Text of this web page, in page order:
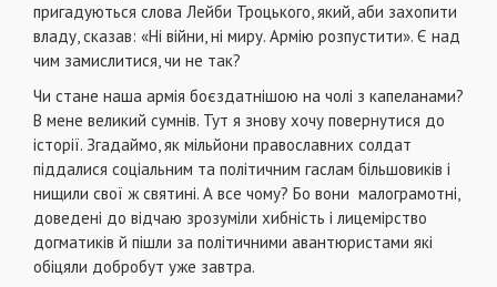
пригадуються слова Лейби Троцького, який, аби захопити
владу, сказав: «Ні війни, ні миру. Армію розпустити». Є над
чим замислитися, чи не так?
Чи стане наша армія боєздатнішою на чолі з капеланами?
В мене великий сумнів. Тут я знову хочу повернутися до
історії. Згадаймо, як мільйони православних солдат
піддалися соціальним та політичним гаслам більшовиків і
нищили свої ж святині. А все чому? Бо вони малограмотні,
доведені до відчаю зрозуміли хибність і лицемірство
догматиків й пішли за політичними авантюристами які
обіцяли добробут уже завтра.